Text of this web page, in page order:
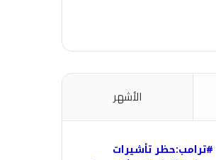
الأشهر
#ترامب:حظر تأشيرات